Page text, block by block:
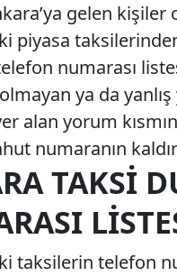
gelen
piyasa
numarası
ya da yanlış
alan yorum
numaranın
TAKSI
taksilerin telefon